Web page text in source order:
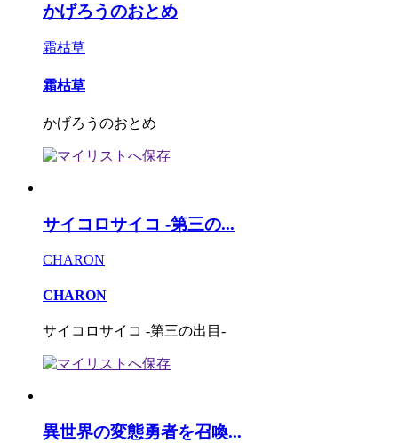
かげろうのおとめ
霜枯草
霜枯草
かげろうのおとめ
サイコロサイコ -第三の...
CHARON
CHARON
サイコロサイコ -第三の出目-
異世界の変態勇者を召喚...